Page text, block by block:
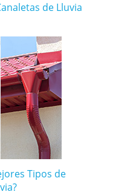
de Lluvia
Tipos de